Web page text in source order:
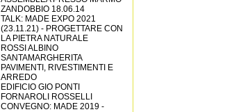
ZANDOBBIO 18.06.14
TALK: MADE EXPO 2021
(23.11.21) - PROGETTARE CON
LA PIETRA NATURALE
ROSSI ALBINO
SANTAMARGHERITA
PAVIMENTI, RIVESTIMENTI E
ARREDO
EDIFICIO GIO PONTI
FORNAROLI ROSSELLI
CONVEGNO: MADE 2019 -